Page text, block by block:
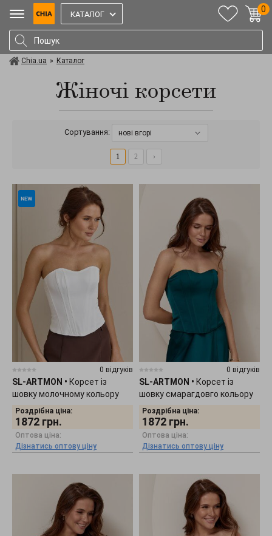
КАТАЛОГ
0
Chia.ua » Каталог
Жіночі корсети
Сортування: нові вгорі
1 2 ›
0 відгуків
SL-ARTMON • Корсет із
шовку молочному кольору
588.4
Роздрібна ціна:
1872 грн.
Оптова ціна:
Дізнатись оптову ціну
0 відгуків
SL-ARTMON • Корсет із
шовку смарагдовго кольору
588.3
Роздрібна ціна:
1872 грн.
Оптова ціна:
Дізнатись оптову ціну